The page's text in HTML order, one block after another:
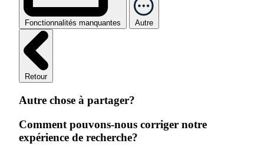
Fonctionnalités manquantes Autre
Retour
Autre chose à partager?
Comment pouvons-nous corriger notre
expérience de recherche?